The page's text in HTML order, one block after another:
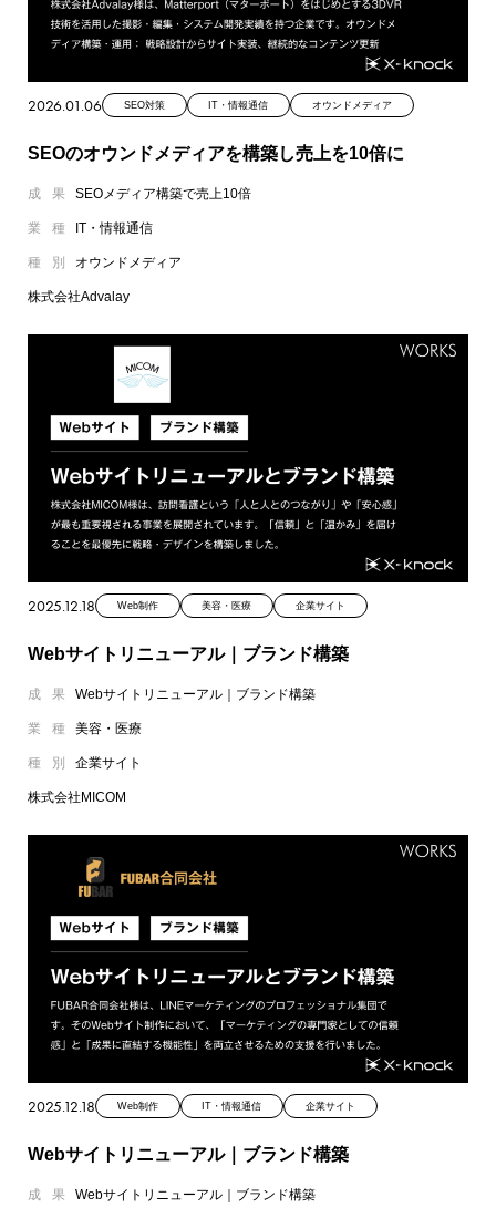
2026.01.06 SEO対策 IT・情報通信 オウンドメディア
SEOのオウンドメディアを構築し売上を10倍に
成果SEOメディア構築で売上10倍
業種 IT・情報通信
種別 オウンドメディア
株式会社Advalay
2025.12.18 Web制作 美容・医療 企業サイト
Webサイトリニューアル｜ブランド構築
成果Webサイトリニューアル｜ブランド構築
業種美容・医療
種別企業サイト
株式会社MICOM
2025.12.18 Web制作 IT・情報通信 企業サイト
Webサイトリニューアル｜ブランド構築
成果Webサイトリニューアル｜ブランド構築